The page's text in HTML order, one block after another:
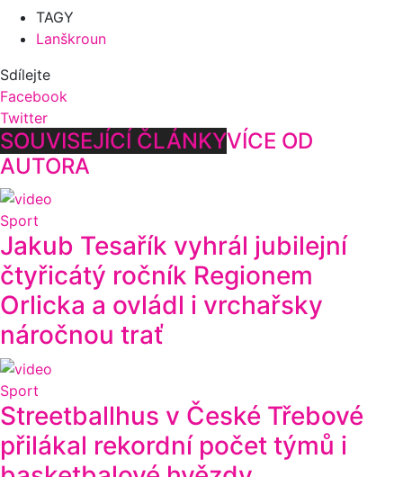
TAGY
Lanškroun
Sdílejte
Facebook
Twitter
SOUVISEJÍCÍ ČLÁNKYVÍCE OD
AUTORA
Sport
Jakub Tesařík vyhrál jubilejní
čtyřicátý ročník Regionem
Orlicka a ovládl i vrchařsky
náročnou trať
Sport
Streetballhus v České Třebové
přilákal rekordní počet týmů i